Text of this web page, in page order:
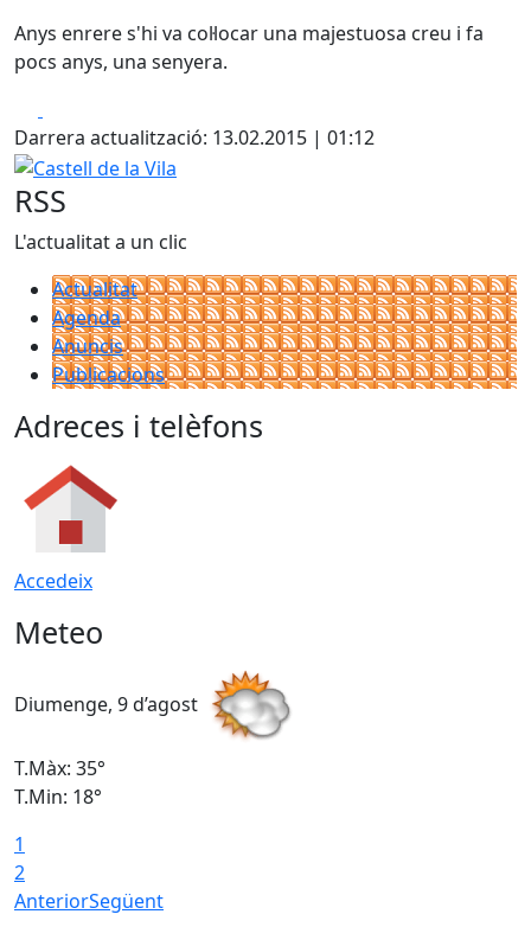
Anys enrere s'hi va col·locar una majestuosa creu i fa
pocs anys, una senyera.
Darrera actualització: 13.02.2015 | 01:12
Castell de la Vila
RSS
L'actualitat a un clic
Actualitat
Agenda
Anuncis
Publicacions
Adreces i telèfons
Accedeix
Meteo
Diumenge, 9 d’agost
T.Màx: 35°
T.Min: 18°
1
2
AnteriorSegüent